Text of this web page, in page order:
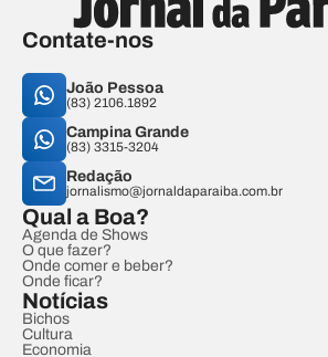
Contate-nos
João Pessoa
(83) 2106.1892
Campina Grande
(83) 3315-3204
Redação
jornalismo@jornaldaparaiba.com.br
Qual a Boa?
Agenda de Shows
O que fazer?
Onde comer e beber?
Onde ficar?
Notícias
Bichos
Cultura
Economia